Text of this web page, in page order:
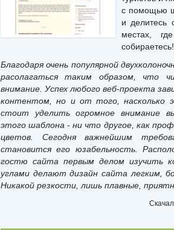
с помощью
и делитесь
местах,
собираетесь!
Благодаря очень популярной
расолагаться таким образом, что
внимание. Успех любого веб-проекта
контентом, но и от того, насколько
стоит уделить огромное внимание
этого шаблона - ни что другое, как
цветов. Сегодня важнейшим
становится его юзабельность.
гостю сайта первым делом изучить
углами делают дизайн сайта легким,
Никакой резкости, лишь плавные,